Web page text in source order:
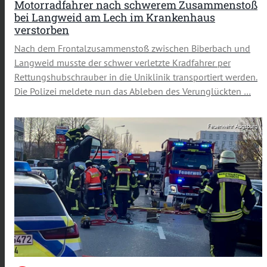
Motorradfahrer nach schwerem Zusammenstoß
bei Langweid am Lech im Krankenhaus
verstorben
Nach dem Frontalzusammenstoß zwischen Biberbach und
Langweid musste der schwer verletzte Kradfahrer per
Rettungshubschrauber in die Uniklinik transportiert werden.
Die Polizei meldete nun das Ableben des Verunglückten …
Feuerwehr Augsburg